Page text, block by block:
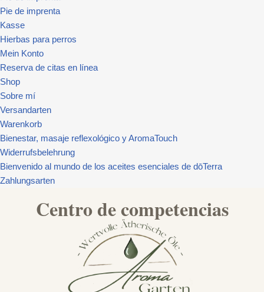
Pie de imprenta
Kasse
Hierbas para perros
Mein Konto
Reserva de citas en línea
Shop
Sobre mí
Versandarten
Warenkorb
Bienestar, masaje reflexológico y AromaTouch
Widerrufsbelehrung
Bienvenido al mundo de los aceites esenciales de dōTerra
Zahlungsarten
Centro de competencias